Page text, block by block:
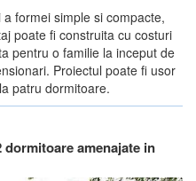
formei simple si compacte,
poate fi construita cu costuri
pentru o familie la inceput de
Proiectul poate fi usor
patru dormitoare.
amenajate in